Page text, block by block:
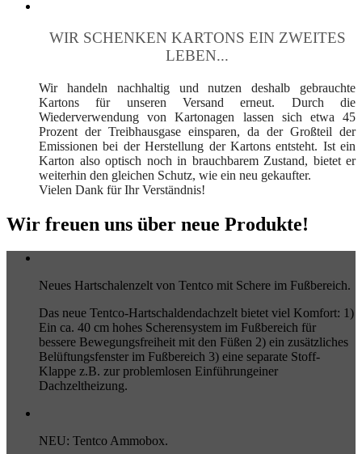
WIR SCHENKEN KARTONS EIN ZWEITES
LEBEN...
Wir handeln nachhaltig und nutzen deshalb gebrauchte
Kartons für unseren Versand erneut. Durch die
Wiederverwendung von Kartonagen lassen sich etwa 45
Prozent der Treibhausgase einsparen, da der Großteil der
Emissionen bei der Herstellung der Kartons entsteht. Ist ein
Karton also optisch noch in brauchbarem Zustand, bietet er
weiterhin den gleichen Schutz, wie ein neu gekaufter.
Vielen Dank für Ihr Verständnis!
Wir freuen uns über neue Produkte!
Neues Hartschalenzelt von Tentco mit Schere im Fußbereich.
Das neue Tentco-Hartschaldendachzelt bietet viel Komfort: 1)
Ein ca. 40 cm hohes Scherensystem im Fußbereich für
bessere Bewegungsfreiheit mit den Füßen 2) ein zusätzliches
Belüftungsfenster im Fußbereich 3) eine separate Stoff-
Klappe z.B. zur problemlosen Einführungeiner
Dachzeltheizung.
NEU: Tentco Ammobox.